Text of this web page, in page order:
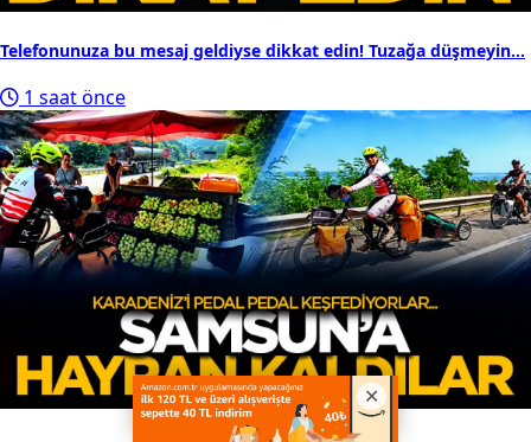
Telefonunuza bu mesaj geldiyse dikkat edin! Tuzağa düşmeyin...
1 saat önce